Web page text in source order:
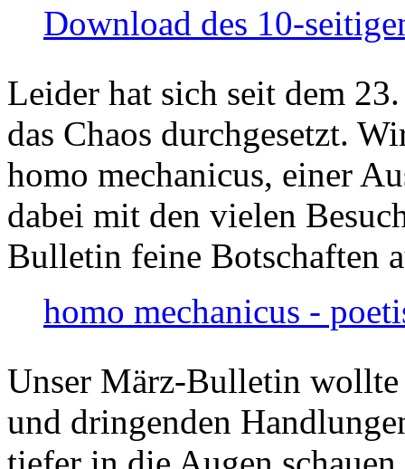
Download des 10-
Leider hat sich seit dem
das Chaos durchgesetzt.
homo mechanicus, einer
dabei mit den vielen
Bulletin feine Botschaften
homo mechanicus -
Unser März-Bulletin
und dringenden